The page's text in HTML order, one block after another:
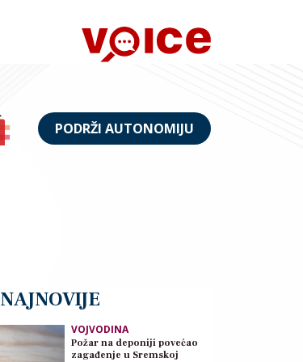
PODRŽI AUTONOMIJU
NAJNOVIJE
VOJVODINA
Požar na deponiji povećao
zagađenje u Sremskoj